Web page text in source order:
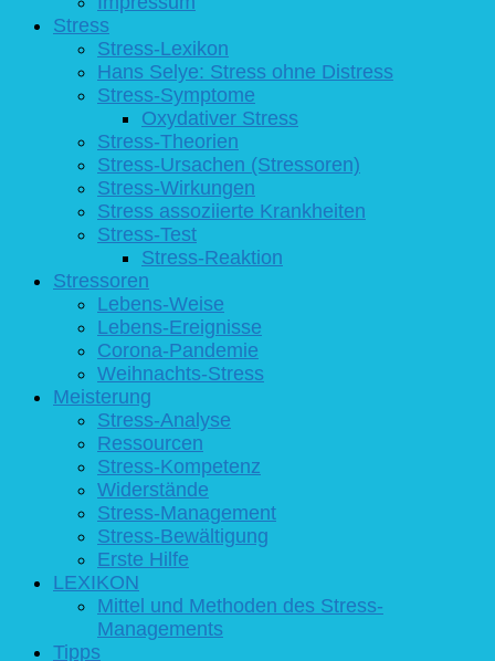
Stress
Stress-Lexikon
Hans Selye: Stress ohne Distress
Stress-Symptome
Oxydativer Stress
Stress-Theorien
Stress-Ursachen (Stressoren)
Stress-Wirkungen
Stress assoziierte Krankheiten
Stress-Test
Stress-Reaktion
Stressoren
Lebens-Weise
Lebens-Ereignisse
Corona-Pandemie
Weihnachts-Stress
Meisterung
Stress-Analyse
Ressourcen
Stress-Kompetenz
Widerstände
Stress-Management
Stress-Bewältigung
Erste Hilfe
LEXIKON
Mittel und Methoden des Stress-
Managements
Tipps